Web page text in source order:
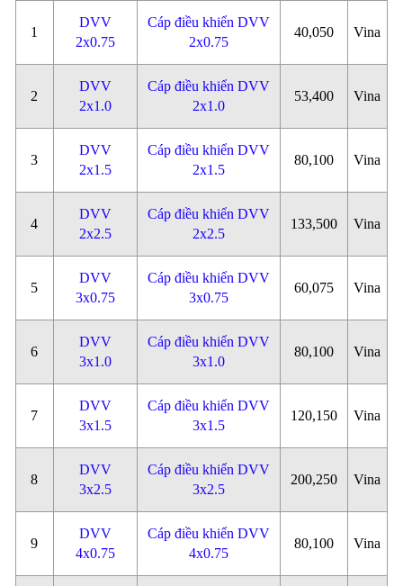
1
DVV
2x0.75
Cáp điều khiển DVV
2x0.75
40,050 Vina
2
DVV
2x1.0
Cáp điều khiển DVV
2x1.0
53,400 Vina
3
DVV
2x1.5
Cáp điều khiển DVV
2x1.5
80,100 Vina
4
DVV
2x2.5
Cáp điều khiển DVV
2x2.5
133,500 Vina
5
DVV
3x0.75
Cáp điều khiển DVV
3x0.75
60,075 Vina
6
DVV
3x1.0
Cáp điều khiển DVV
3x1.0
80,100 Vina
7
DVV
3x1.5
Cáp điều khiển DVV
3x1.5
120,150 Vina
8
DVV
3x2.5
Cáp điều khiển DVV
3x2.5
200,250 Vina
9
DVV
4x0.75
Cáp điều khiển DVV
4x0.75
80,100 Vina